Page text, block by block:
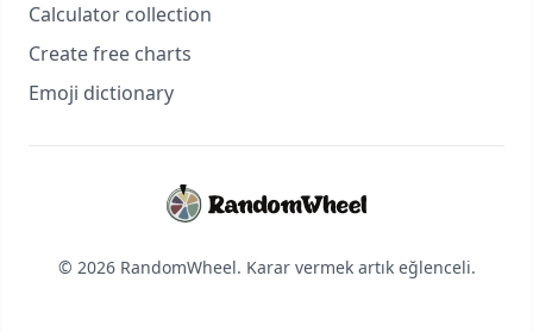
Calculator collection
Create free charts
Emoji dictionary
© 2026 RandomWheel. Karar vermek artık eğlenceli.